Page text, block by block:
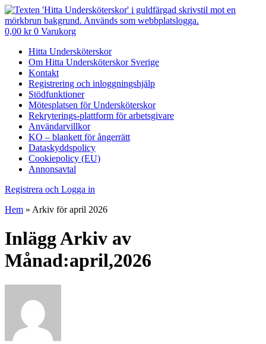
0,00 kr 0 Varukorg
Hitta Undersköterskor
Om Hitta Undersköterskor Sverige
Kontakt
Registrering och inloggningshjälp
Stödfunktioner
Mötesplatsen för Undersköterskor
Rekryterings-plattform för arbetsgivare
Användarvillkor
KO – blankett för ångerrätt
Dataskyddspolicy
Cookiepolicy (EU)
Annonsavtal
Registrera och Logga in
Hem » Arkiv för april 2026
Inlägg Arkiv av
Månad:april,2026